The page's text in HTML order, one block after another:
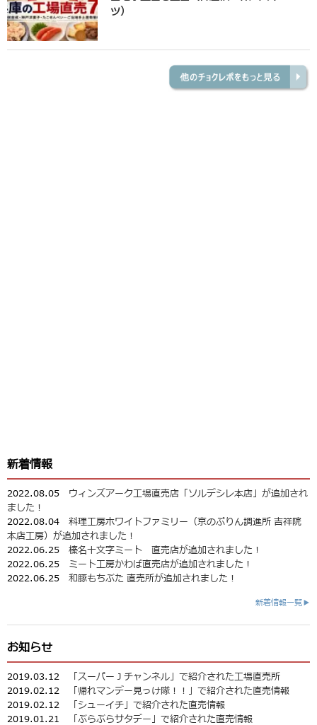
ツ）
新着情報
2022.08.05 ウィンズアーク工場直売店「ソルデシレ本店」が追加され
ました！
2022.08.04 料理工房ホワイトファミリー（京のぷりん調進所 吉祥院
本店工房）が追加されました！
2022.06.25 榛名十文字ミート 直売店が追加されました！
2022.06.25 ミート工房かわば直売店が追加されました！
2022.06.25 和豚もちぶた 直売所が追加されました！
新着情報一覧▶
お知らせ
2019.03.12
「スーパーＪチャンネル」で紹介された工場直売所
2019.02.12
「帰れマンデー見っけ隊！！」で紹介された直売情報
2019.02.12
「シューイチ」で紹介された直売情報
2019.01.21
「ぶらぶらサタデー」で紹介された直売情報